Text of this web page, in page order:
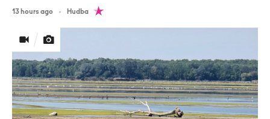
13 hours ago Hudba